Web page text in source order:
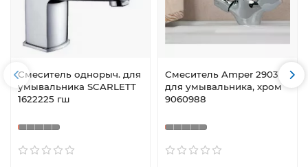
Смеситель однорыч. для
умывальника SCARLETT
1622225 гш
Смеситель Amper 2903
для умывальника, хром
9060988